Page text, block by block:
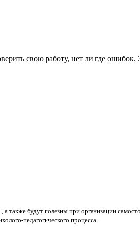
свою работу, нет ли где ошибок.
будут полезны при организации
педагогического процесса.